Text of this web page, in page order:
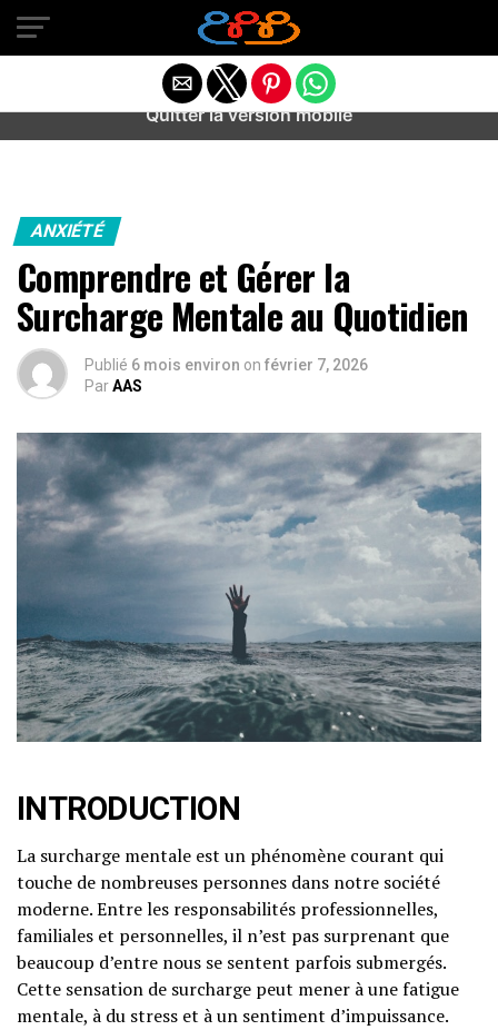
Warning
: preg_match(): Unknown modifier '/' in
/home/u589487443/domains/aideanxietestress.fr/
content/plugins/idev-post-views/includes/class-bots.php
ANXIÉTÉ
Comprendre et Gérer la
Surcharge Mentale au Quotidien
Publié 6 mois environ on février 7, 2026
ParAAS
INTRODUCTION
La surcharge mentale est un phénomène courant qui
touche de nombreuses personnes dans notre société
moderne. Entre les responsabilités professionnelles,
familiales et personnelles, il n’est pas surprenant que
beaucoup d’entre nous se sentent parfois submergés.
Cette sensation de surcharge peut mener à une fatigue
mentale, à du stress et à un sentiment d’impuissance.
Quitter la version mobile